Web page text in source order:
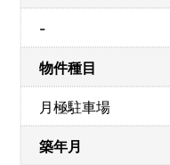
-
物件種目
月極駐車場
築年月